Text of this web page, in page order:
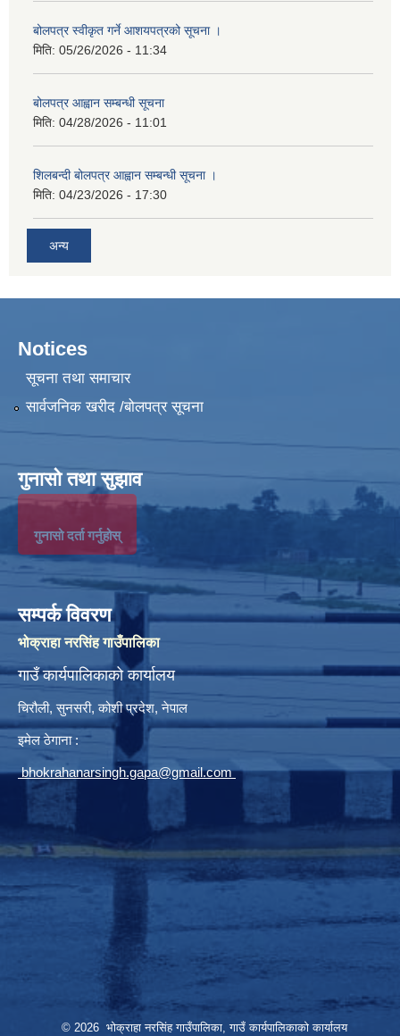
बोलपत्र स्वीकृत गर्ने आशयपत्रको सूचना ।
मिति: 05/26/2026 - 11:34
बोलपत्र आह्वान सम्बन्धी सूचना
मिति: 04/28/2026 - 11:01
शिलबन्दी बोलपत्र आह्वान सम्बन्धी सूचना ।
मिति: 04/23/2026 - 17:30
अन्य
Notices
सूचना तथा समाचार
सार्वजनिक खरीद /बोलपत्र सूचना
गुनासो तथा सुझाव
गुनासो दर्ता गर्नुहोस्
सम्पर्क विवरण
भोक्राहा नरसिंह गाउँपालिका
गाउँ कार्यपालिकाको कार्यालय
चिरौली, सुनसरी, कोशी प्रदेश, नेपाल
इमेल ठेगाना :
bhokrahanarsingh.gapa@gmail.com
© 2026 भोक्राहा नरसिंह गाउँपालिका, गाउँ कार्यपालिकाको कार्यालय